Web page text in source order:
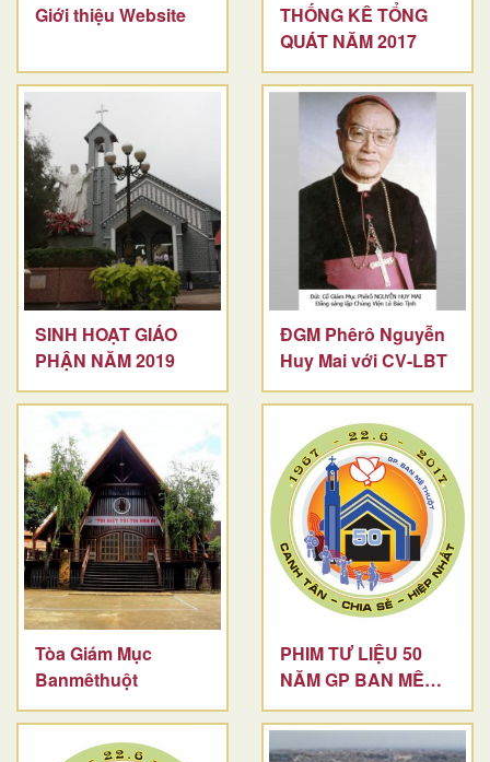
Giới thiệu Website
THỐNG KÊ TỔNG
QUÁT NĂM 2017
SINH HOẠT GIÁO
PHẬN NĂM 2019
ĐGM Phêrô Nguyễn
Huy Mai với CV-LBT
Tòa Giám Mục
Banmêthuột
PHIM TƯ LIỆU 50
NĂM GP BAN MÊ
THUỘT